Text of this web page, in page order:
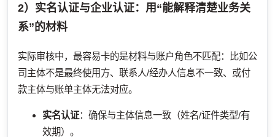
2）实名认证与企业认证：用“能解释清楚业务关
系”的材料
实际审核中，最容易卡的是材料与账户角色不匹配：比如公
司主体不是最终使用方、联系人/经办人信息不一致、或付
款主体与账单主体无法对应。
实名认证：确保与主体信息一致（姓名/证件类型/有
效期）。